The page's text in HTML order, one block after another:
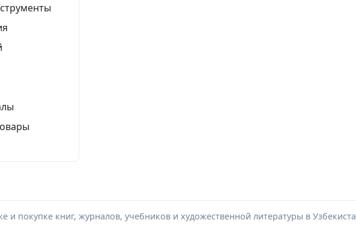
и покупке книг, журналов, учебников и художественной литературы в